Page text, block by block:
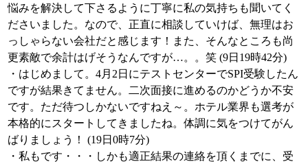
悩みを解決して下さるように丁寧に私の気持ちも聞いてく
ださいました。なので、正直に相談していけば、無理はお
っしゃらない会社だと感じます！また、そんなところも尚
更素敵で余計はげそうなんですが…。。笑 (9日19時42分)
・はじめまして。4月2日にテストセンターでSPI受験したん
ですが結果きてません。二次面接に進めるのかどうか不安
です。ただ待つしかないですねえ～。ホテル業界も選考が
本格的にスタートしてきましたね。体調に気をつけてがん
ばりましょう！ (19日0時7分)
・私もです・・・しかも適正結果の連絡を頂くまでに、受